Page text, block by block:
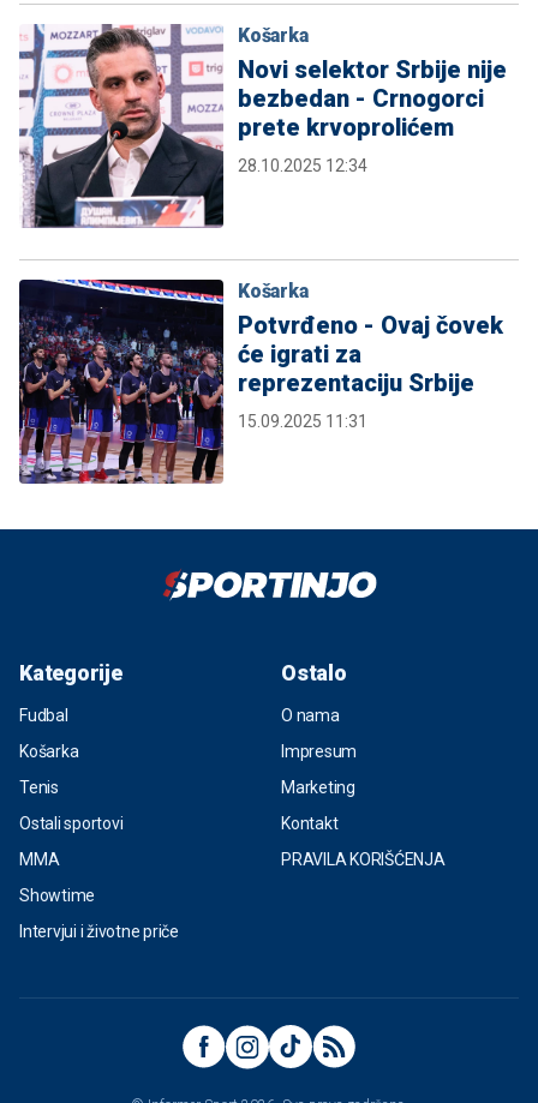
Košarka
Novi selektor Srbije nije
bezbedan - Crnogorci
prete krvoprolićem
28.10.2025 12:34
Košarka
Potvrđeno - Ovaj čovek
će igrati za
reprezentaciju Srbije
15.09.2025 11:31
Kategorije
Fudbal
Košarka
Tenis
Ostali sportovi
MMA
Showtime
Intervjui i životne priče
Ostalo
O nama
Impresum
Marketing
Kontakt
PRAVILA KORIŠĆENJA